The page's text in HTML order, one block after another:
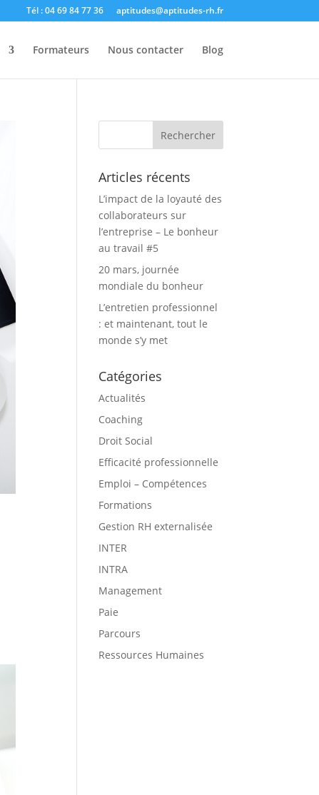
Tél : 04 69 84 77 36 aptitudes@aptitudes-rh.fr
Formateurs Nous contacter Blog
Articles récents
L’impact de la loyauté des
collaborateurs sur
l’entreprise – Le bonheur
au travail #5
20 mars, journée
mondiale du bonheur
L’entretien professionnel
: et maintenant, tout le
monde s’y met
Catégories
Actualités
Coaching
Droit Social
Efficacité professionnelle
Emploi – Compétences
Formations
Gestion RH externalisée
INTER
INTRA
Management
Paie
Parcours
Ressources Humaines